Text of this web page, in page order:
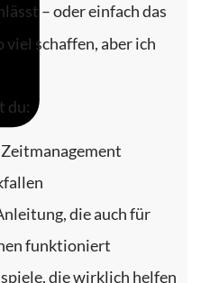
– oder einfach das
viel schaffen, aber ich
du:
die auch für
funktioniert
die wirklich helfen